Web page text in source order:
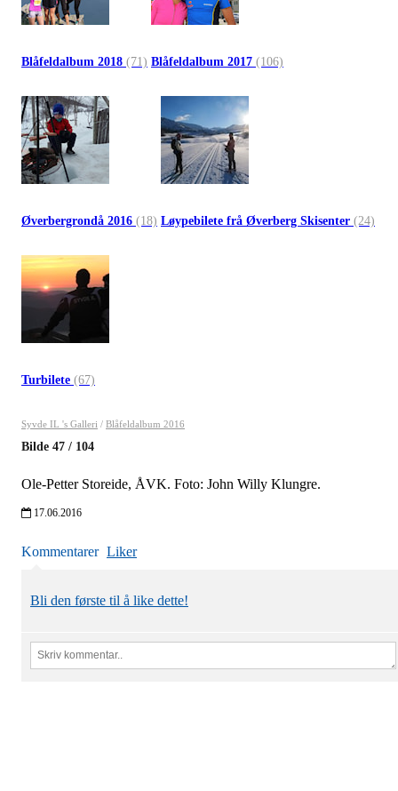
Blåfeldalbum 2018 (71) Blåfeldalbum 2017 (106)
Øverbergrondå 2016 (18) Løypebilete frå Øverberg Skisenter (24)
Turbilete (67)
Syvde IL 's Galleri / Blåfeldalbum 2016
Bilde 47 / 104
Ole-Petter Storeide, ÅVK. Foto: John Willy Klungre.
17.06.2016
Kommentarer Liker
Bli den første til å like dette!